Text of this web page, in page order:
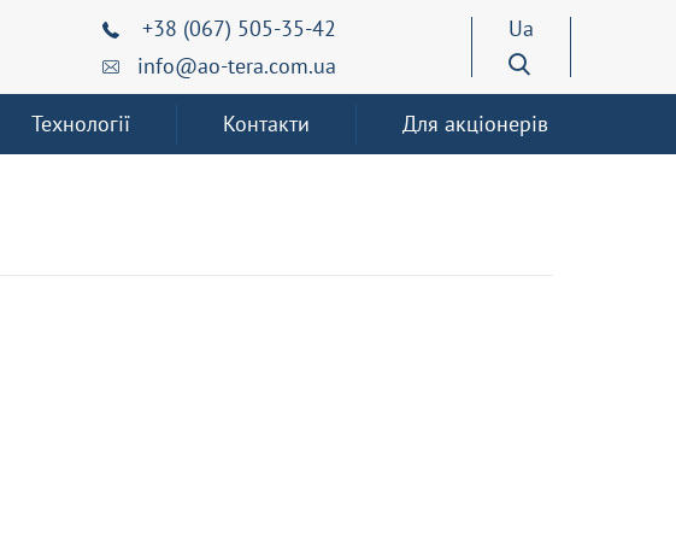
+38 (067) 505-35-42
info@ao-tera.com.ua
Ua
Технології Контакти Для акціонерів